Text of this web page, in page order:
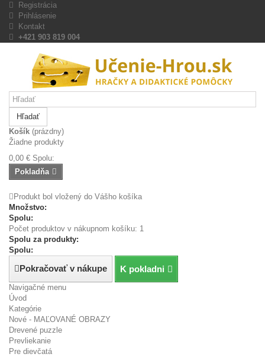
Registrácia
Prihlásenie
Kontakt
+421 903 819 004
Hľadať
Košík (prázdny)
Žiadne produkty
0,00 € Spolu:
Pokladňa
Produkt bol vložený do Vášho košíka
Množstvo:
Spolu:
Počet produktov v nákupnom košíku: 1
Spolu za produkty:
Spolu:
Pokračovať v nákupe K pokladni
Navigačné menu
Úvod
Kategórie
Nové - MAĽOVANÉ OBRAZY
Drevené puzzle
Prevliekanie
Pre dievčatá